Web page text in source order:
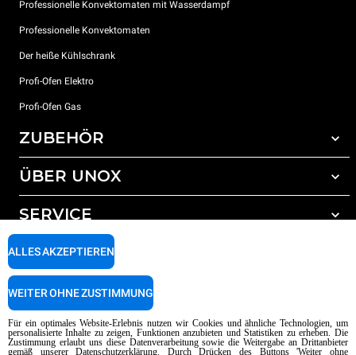
Professionelle Konvektomaten mit Wasserdampf
Professionelle Konvektomaten
Der heiße Kühlschrank
Profi-Ofen Elektro
Profi-Ofen Gas
ZUBEHÖR
Gesamtes Zubehör
Wasseraufbereitung mit Kunstharzfiltern
Wasseraufbereitung durch Umkehrosmose
ÜBER UNOX
Unsere Standorte weltweit
SERVICE
Unox garantie
Händler Suche
Copyright 2026 UNOX SpA Alle Rechte vorbehalten. Reg. Imp. Padova n °
04230750285 - REA Padova 372835 - Kap. Soc. 5.000.000 € iv - P.IVA / CF
Für ein optimales Website-Erlebnis nutzen wir Cookies und ähnliche Technologien, um
personalisierte Inhalte zu zeigen, Funktionen anzubieten und Statistiken zu erheben. Die
Zustimmung erlaubt uns diese Datenverarbeitung sowie die Weitergabe an Drittanbieter
gemäß unserer Datenschutzerklärung. Durch Drücken des Buttons 'Weiter ohne
ALLES AKZEPTIEREN
WEITER OHNE ZUSTIMMUNG